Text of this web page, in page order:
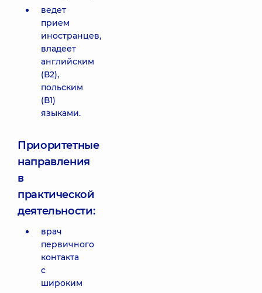
ведет
прием
иностранцев,
владеет
английским
(В2),
польским
(В1)
языками.
Приоритетные
направления
в
практической
деятельности:
врач
первичного
контакта
с
широким